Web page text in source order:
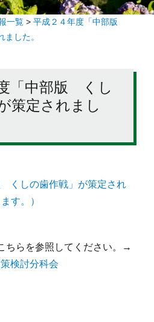
一覧 >平成２４年度「中部版
ました。
「中部版 くし
策定されまし
くしの歯作戦」が策定され
す。）
らを参照してください。
→
検討分科会